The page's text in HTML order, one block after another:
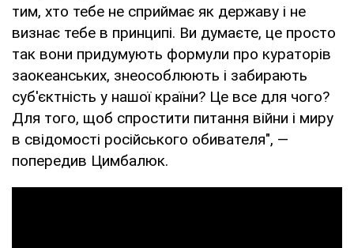
тим, хто тебе не сприймає як державу і не
визнає тебе в принципі. Ви думаєте, це просто
так вони придумують формули про кураторів
заокеанських, знеособлюють і забирають
суб'єктність у нашої країни? Це все для чого?
Для того, щоб спростити питання війни і миру
в свідомості російського обивателя", —
попередив Цимбалюк.